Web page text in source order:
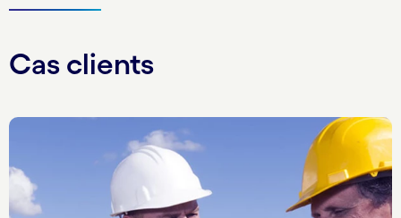
Cas clients